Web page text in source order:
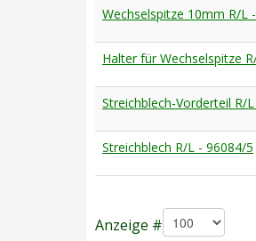
Wechselspitze 10mm R/L
Halter für Wechselspitze
Streichblech-Vorderteil R/
Streichblech R/L - 96084/5
Anzeige #